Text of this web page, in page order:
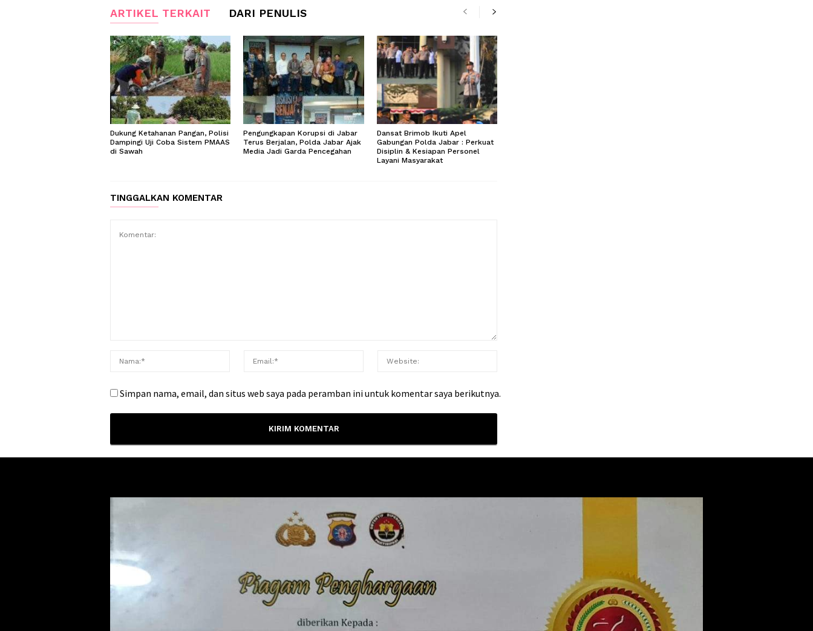
ARTIKEL TERKAIT DARI PENULIS
Dukung Ketahanan Pangan, Polisi
Dampingi Uji Coba Sistem PMAAS
di Sawah
Pengungkapan Korupsi di Jabar
Terus Berjalan, Polda Jabar Ajak
Media Jadi Garda Pencegahan
Dansat Brimob Ikuti Apel
Gabungan Polda Jabar : Perkuat
Disiplin & Kesiapan Personel
Layani Masyarakat
TINGGALKAN KOMENTAR
Simpan nama, email, dan situs web saya pada peramban ini untuk komentar saya berikutnya.